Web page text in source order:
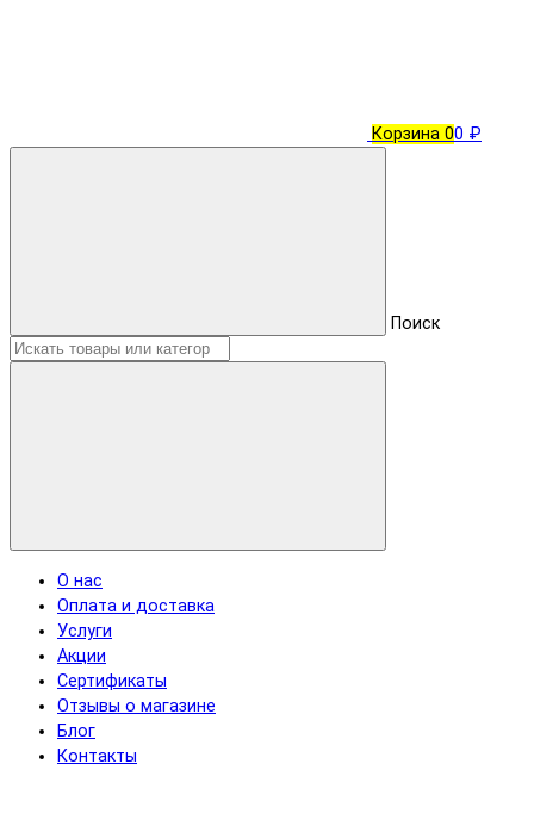
Корзина 00 ₽
Поиск
О нас
Оплата и доставка
Услуги
Акции
Сертификаты
Отзывы о магазине
Блог
Контакты